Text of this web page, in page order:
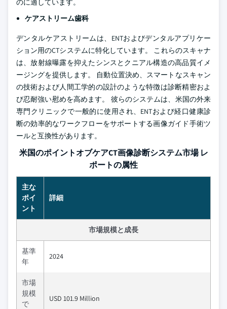
のに適しています。
ケアストリーム歯科
デンタルケアストリームは、ENTおよびデンタルアプリケー
ション用のCTシステムに特化しています。 これらのスキャナ
は、放射線曝露を抑えたシンスとクニアル構造の高品質イメ
ージングを提供します。 自動位置決め、スマートなスキャン
の技術および人間工学的の設計のような特徴は診断精密およ
び忍耐強い慰めを高めます。 彼らのシステムは、米国の外来
専門クリニックで一般的に使用され、ENTおよび経口健康診
断の効率的なワークフローをサポートする画像ガイド手術ツ
ールと互換性があります。
米国のポイントオブケアCT画像診断システム市場 レ
ポートの属性
主な
ポイ
ント
詳細
市場規模と成長
基準
年
2024
市場
規模
で
USD 101.9 Million